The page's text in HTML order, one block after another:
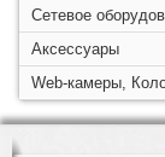
Сетевое
Аксессуары
Web-камеры,